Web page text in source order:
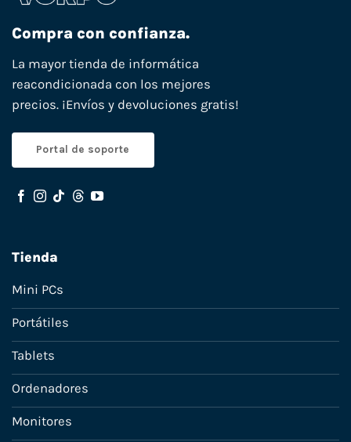
Compra con confianza.
La mayor tienda de informática
reacondicionada con los mejores
precios. ¡Envíos y devoluciones gratis!
Portal de soporte
Tienda
Mini PCs
Portátiles
Tablets
Ordenadores
Monitores